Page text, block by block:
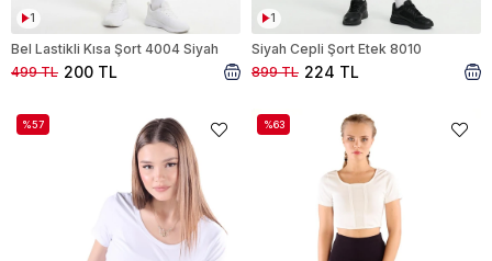
1
Bel Lastikli Kısa Şort 4004 Siyah
200 TL
499 TL
1
Siyah Cepli Şort Etek 8010
224 TL
899 TL
%57 %63